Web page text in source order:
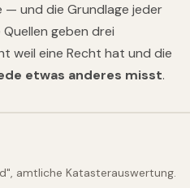
— und die Grundlage jeder
geben drei
weil eine Recht hat und die
etwas anderes misst.
amtliche Katasterauswertung.